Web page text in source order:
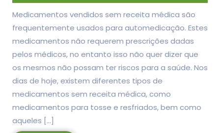
Medicamentos vendidos sem receita médica são
frequentemente usados para automedicação. Estes
medicamentos não requerem prescrições dadas
pelos médicos, no entanto isso não quer dizer que
os mesmos não possam ter riscos para a saúde. Nos
dias de hoje, existem diferentes tipos de
medicamentos sem receita médica, como
medicamentos para tosse e resfriados, bem como
aqueles […]